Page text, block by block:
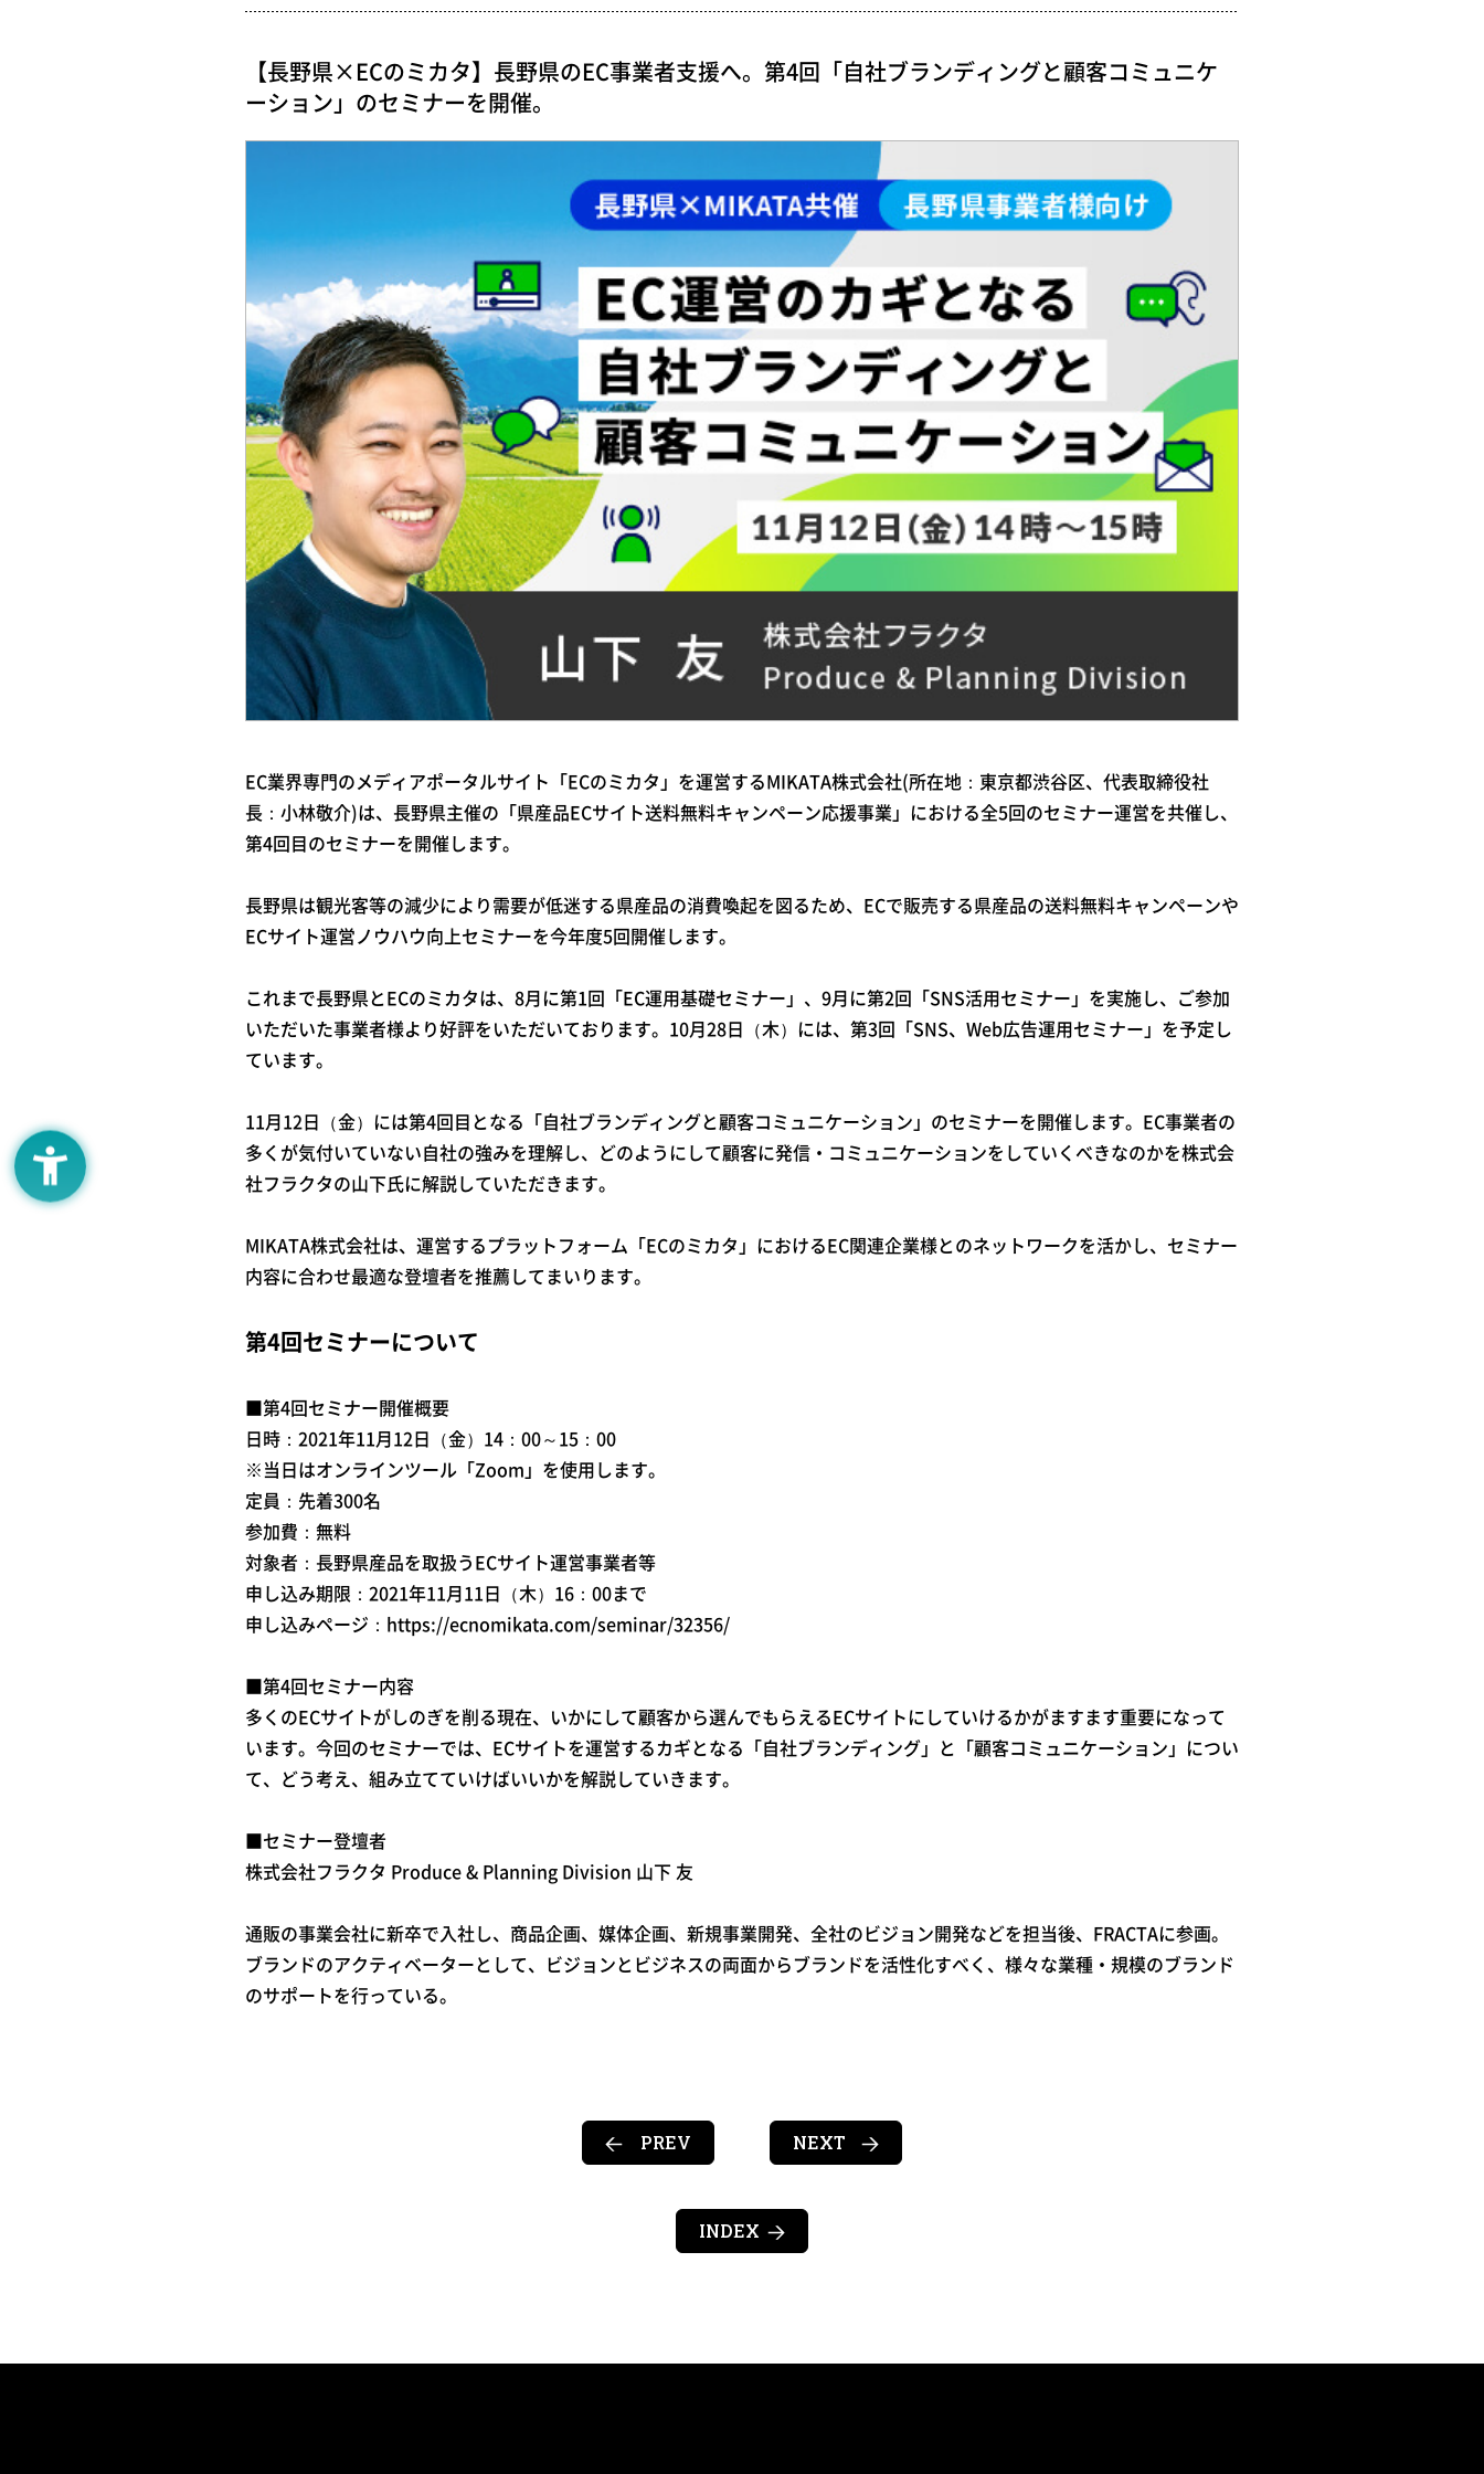
【長野県×ECのミカタ】長野県のEC事業者支援へ。第4回「自社ブランディングと顧客コミュニケ
ーション」のセミナーを開催。
EC‌業‌界‌専‌門‌の‌メ‌ディ‌ア‌ポー‌タ‌ル‌サ‌イ‌ト‌「‌EC‌の‌ミ‌カ‌タ」‌を‌運営す‌る‌MIKATA‌株‌式‌会‌社‌(所‌在‌地‌：‌東‌京‌都‌渋‌谷‌区、‌代‌表‌取‌締‌役‌社‌
長‌：‌小‌林‌敬‌介)‌は、‌長野県主催の「県産品ECサイト送料無料キャンペーン応援事業」における全5回のセミナー運営を共催し、
第4回目のセミナーを開催します。
長野県は観光客等の減少により需要が低迷する県産品の消費喚起を図るため、ECで販売する県産品の送料無料キャンペーンや
ECサイト運営ノウハウ向上セミナーを今年度5回開催します。
これまで長野県とECのミカタは、8月に第1回「EC運用基礎セミナー」、9月に第2回「SNS活用セミナー」を実施し、ご参加
いただいた事業者様より好評をいただいております。10月28日（木）には、第3回「SNS、Web広告運用セミナー」を予定し
ています。
11月12日（金）には第4回目となる「自社ブランディングと顧客コミュニケーション」のセミナーを開催します。EC事業者の
多くが気付いていない自社の強みを理解し、どのようにして顧客に発信・コミュニケーションをしていくべきなのかを株式会
社フラクタの山下氏に解説していただきます。
MIKATA株式会社は、運営するプラットフォーム「ECのミカタ」におけるEC関連企業様とのネットワークを活かし、セミナー
内容に合わせ最適な登壇者を推薦してまいります。
第4回セミナーについて
■第4回セミナー開催概要
日時：2021年11月12日（金）14：00～15：00
※当日はオンラインツール「Zoom」を使用します。
定員：先着300名
参加費：無料
対象者：長野県産品を取扱うECサイト運営事業者等
申し込み期限：2021年11月11日（木）16：00まで
申し込みページ：https://ecnomikata.com/seminar/32356/
■第4回セミナー内容
多くのECサイトがしのぎを削る現在、いかにして顧客から選んでもらえるECサイトにしていけるかがますます重要になって
います。今回のセミナーでは、ECサイトを運営するカギとなる「自社ブランディング」と「顧客コミュニケーション」につい
て、どう考え、組み立てていけばいいかを解説していきます。
■セミナー登壇者
株式会社フラクタ Produce & Planning Division 山下 友
通販の事業会社に新卒で入社し、商品企画、媒体企画、新規事業開発、全社のビジョン開発などを担当後、FRACTAに参画。
ブランドのアクティベーターとして、ビジョンとビジネスの両面からブランドを活性化すべく、様々な業種・規模のブランド
のサポートを行っている。
PREV NEXT
INDEX